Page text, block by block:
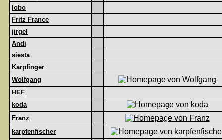
lobo
Fritz France
jirgel
Andi
siesta
Karpfinger
Wolfgang
HEF
koda
Franz
karpfenfischer